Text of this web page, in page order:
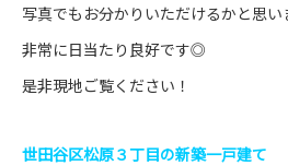
写真でもお分かりいただけるかと思
非常に日当たり良好です◎
是非現地ご覧ください！
世田谷区松原３丁目の新築一戸建て